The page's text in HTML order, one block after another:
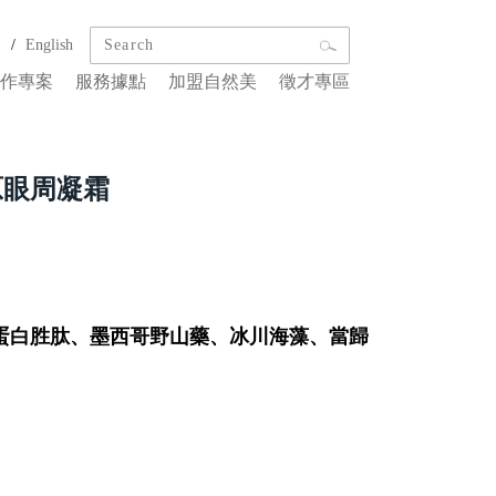
/ English
專案 服務據點 加盟自然美 徵才專區
周凝霜
胜肽、墨西哥野山藥、冰川海藻、當歸